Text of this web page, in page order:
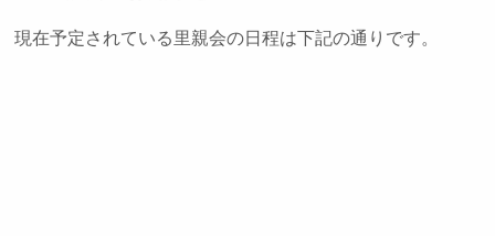
現在予定されている里親会の日程は下記の通りです。